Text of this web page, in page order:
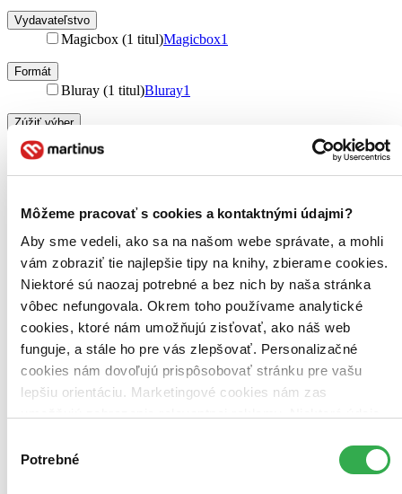
Môžeme pracovať s cookies a kontaktnými údajmi?
Aby sme vedeli, ako sa na našom webe správate, a mohli
vám zobraziť tie najlepšie tipy na knihy, zbierame cookies.
Niektoré sú naozaj potrebné a bez nich by naša stránka
vôbec nefungovala. Okrem toho používame analytické
cookies, ktoré nám umožňujú zisťovať, ako náš web
funguje, a stále ho pre vás zlepšovať. Personalizačné
cookies nám dovoľujú prispôsobovať stránku pre vašu
lepšiu orientáciu. Marketingové cookies nám zas
keby sme mohli používať všetky tieto cookies. Ďakujeme!
súhlasu
Potrebné
Vydavateľstvo
Magicbox (1 titul)Magicbox1
Formát
Bluray (1 titul)Bluray1
Zúžiť výber
Zoradiť
Bestsellery
Top hodnotené
Novinky
Najdrahšie
Najlacnejšie
Najvyššia zľava
Použité filtre
Zrušiť filtre